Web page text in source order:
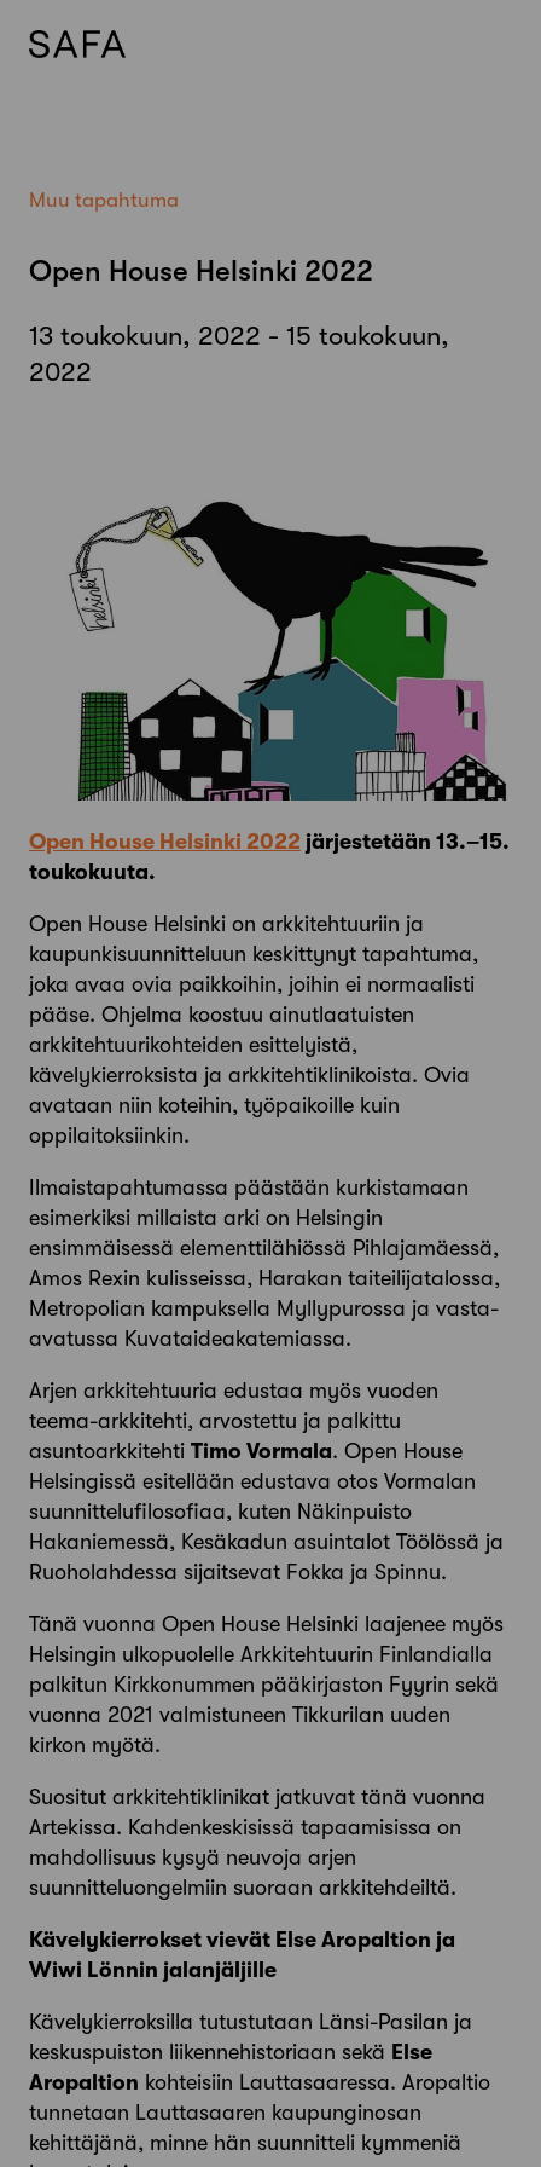
Muu tapahtuma
Open House Helsinki 2022
13 toukokuun, 2022 - 15 toukokuun,
2022
Open House Helsinki 2022 järjestetään 13.–15.
toukokuuta.
Open House Helsinki on arkkitehtuuriin ja
kaupunkisuunnitteluun keskittynyt tapahtuma,
joka avaa ovia paikkoihin, joihin ei normaalisti
pääse. Ohjelma koostuu ainutlaatuisten
arkkitehtuurikohteiden esittelyistä,
kävelykierroksista ja arkkitehtiklinikoista. Ovia
avataan niin koteihin, työpaikoille kuin
oppilaitoksiinkin.
Ilmaistapahtumassa päästään kurkistamaan
esimerkiksi millaista arki on Helsingin
ensimmäisessä elementtilähiössä Pihlajamäessä,
Amos Rexin kulisseissa, Harakan taiteilijatalossa,
Metropolian kampuksella Myllypurossa ja vasta-
avatussa Kuvataideakatemiassa.
Arjen arkkitehtuuria edustaa myös vuoden
teema-arkkitehti, arvostettu ja palkittu
asuntoarkkitehti Timo Vormala. Open House
Helsingissä esitellään edustava otos Vormalan
suunnittelufilosofiaa, kuten Näkinpuisto
Hakaniemessä, Kesäkadun asuintalot Töölössä ja
Ruoholahdessa sijaitsevat Fokka ja Spinnu.
Tänä vuonna Open House Helsinki laajenee myös
Helsingin ulkopuolelle Arkkitehtuurin Finlandialla
palkitun Kirkkonummen pääkirjaston Fyyrin sekä
vuonna 2021 valmistuneen Tikkurilan uuden
kirkon myötä.
Suositut arkkitehtiklinikat jatkuvat tänä vuonna
Artekissa. Kahdenkeskisissä tapaamisissa on
mahdollisuus kysyä neuvoja arjen
suunnitteluongelmiin suoraan arkkitehdeiltä.
Kävelykierrokset vievät Else Aropaltion ja
Wiwi Lönnin jalanjäljille
Kävelykierroksilla tutustutaan Länsi-Pasilan ja
keskuspuiston liikennehistoriaan sekä Else
Aropaltion kohteisiin Lauttasaaressa. Aropaltio
tunnetaan Lauttasaaren kaupunginosan
kehittäjänä, minne hän suunnitteli kymmeniä